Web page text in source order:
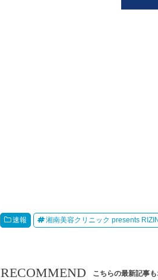
速報 湘南美容クリニック presents
RECOMMEND こちらの最新記事も